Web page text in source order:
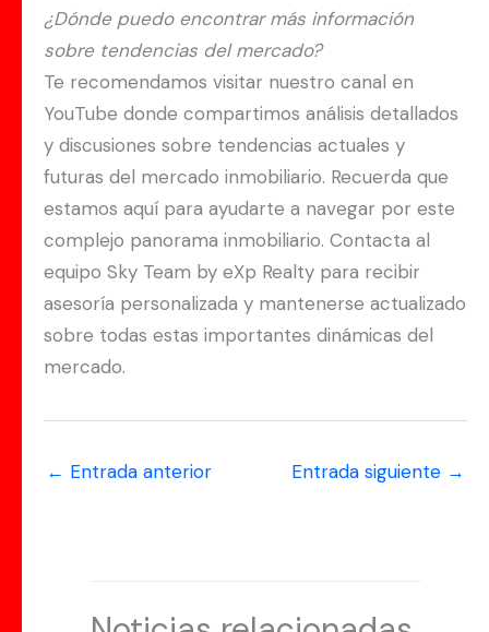
¿Dónde puedo encontrar más información
sobre tendencias del mercado?
Te recomendamos visitar nuestro canal en
YouTube donde compartimos análisis detallados
y discusiones sobre tendencias actuales y
futuras del mercado inmobiliario. Recuerda que
estamos aquí para ayudarte a navegar por este
complejo panorama inmobiliario. Contacta al
equipo Sky Team by eXp Realty para recibir
asesoría personalizada y mantenerse actualizado
sobre todas estas importantes dinámicas del
mercado.
← Entrada anterior Entrada siguiente →